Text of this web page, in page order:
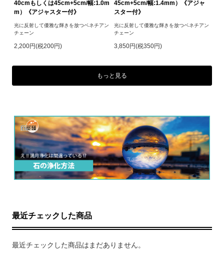
40cmもしくは45cm+5cm/幅:1.0m
m）《アジャスター付》
光に反射して優雅な輝きを放つベネチアン
チェーン
2,200円(税200円)
45cm+5cm/幅:1.4mm）《アジャ
スター付》
光に反射して優雅な輝きを放つベネチアン
チェーン
3,850円(税350円)
もっと見る
最近チェックした商品
最近チェックした商品はまだありません。